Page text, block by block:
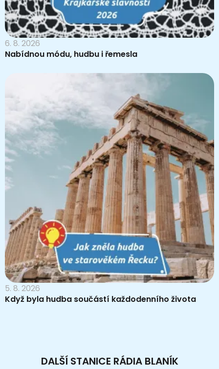
6. 8. 2026
Nabídnou módu, hudbu i řemesla
5. 8. 2026
Když byla hudba součástí každodenního života
DALŠÍ STANICE RÁDIA BLANÍK